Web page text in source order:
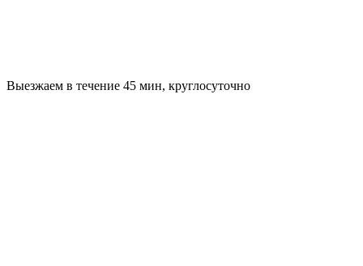
Выезжаем в течение 45 мин, круглосуточно